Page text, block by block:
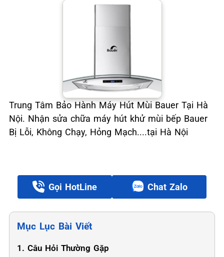
Trung Tâm Bảo Hành Máy Hút Mùi Bauer Tại Hà
Nội. Nhận sửa chữa máy hút khử mùi bếp Bauer
Bị Lỗi, Không Chạy, Hỏng Mạch....tại Hà Nội
Gọi HotLine Chat Zalo
Mục Lục Bài Viết
1. Câu Hỏi Thường Gặp